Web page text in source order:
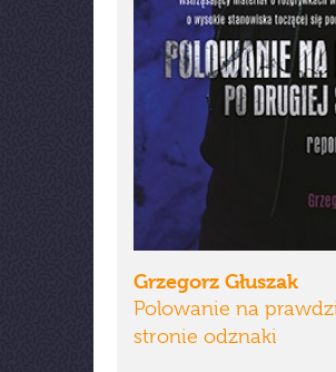
Grzegorz Głuszak
Polowanie na
stronie odznaki